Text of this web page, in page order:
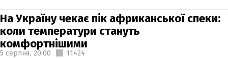
На Україну чекає пік африканської спеки:
коли температури стануть
комфортнішими
5 серпня, 20:00 11424